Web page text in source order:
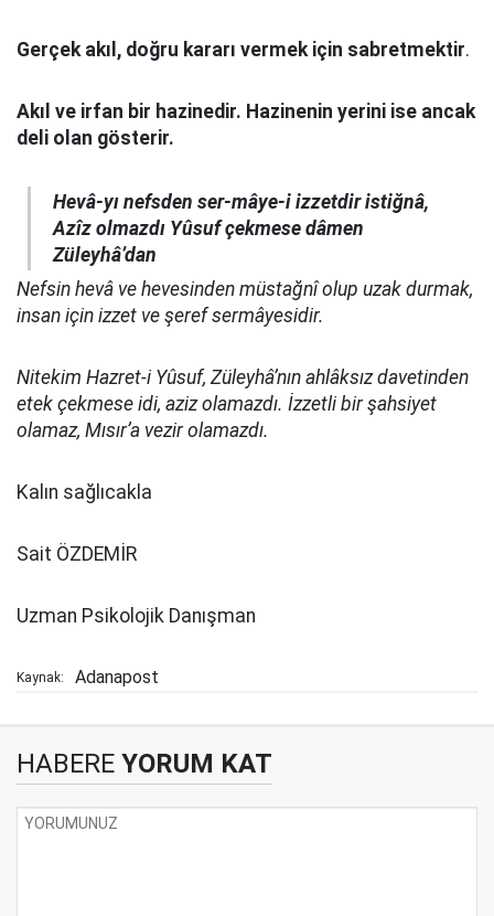
Gerçek akıl, doğru kararı vermek için sabretmektir.
Akıl ve irfan bir hazinedir. Hazinenin yerini ise ancak
deli olan gösterir.
Hevâ-yı nefsden ser-mâye-i izzetdir istiğnâ,
Azîz olmazdı Yûsuf çekmese dâmen
Züleyhâ’dan
Nefsin hevâ ve hevesinden müstağnî olup uzak durmak,
insan için izzet ve şeref sermâyesidir.
Nitekim Hazret-i Yûsuf, Züleyhâ’nın ahlâksız davetinden
etek çekmese idi, aziz olamazdı. İzzetli bir şahsiyet
olamaz, Mısır’a vezir olamazdı.
Kalın sağlıcakla
Sait ÖZDEMİR
Uzman Psikolojik Danışman
Kaynak: Adanapost
HABERE YORUM KAT